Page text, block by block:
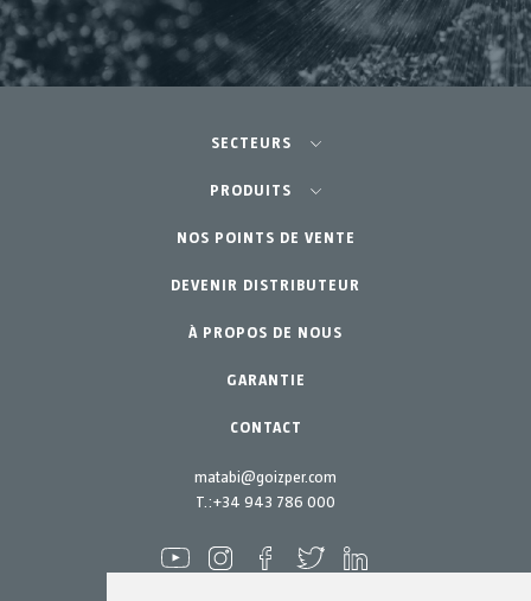
matabi@goizper.com
T.:+34 943 786 000
SECTEURS
Agriculture-Horticulture
Potager Urbain-GreenCity
Jardinage Professionnel
Jardin Particulier
PRODUITS
Équipements
Accessoires
Pièces de rechange
Kits d´entretien
NOS POINTS DE VENTE
DEVENIR DISTRIBUTEUR
À PROPOS DE NOUS
GARANTIE
CONTACT